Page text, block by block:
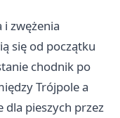
i zwężenia
się od początku
chodnik po
Trójpole a
dla pieszych przez